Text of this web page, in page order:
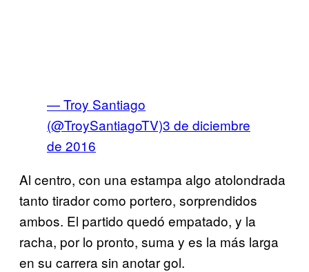
— Troy Santiago
(@TroySantiagoTV)3 de diciembre
de 2016
Al centro, con una estampa algo atolondrada
tanto tirador como portero, sorprendidos
ambos. El partido quedó empatado, y la
racha, por lo pronto, suma y es la más larga
en su carrera sin anotar gol.